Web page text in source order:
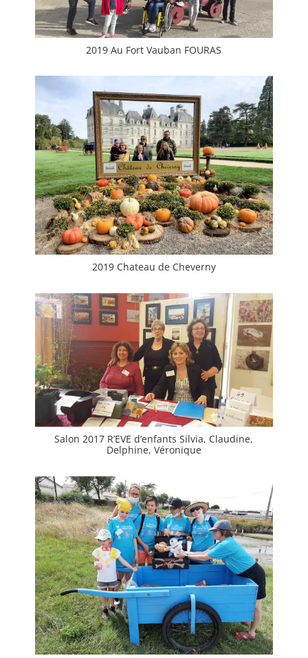
2019 Au Fort Vauban FOURAS
2019 Chateau de Cheverny
Salon 2017 R’EVE d’enfants Silvia, Claudine,
Delphine, Véronique